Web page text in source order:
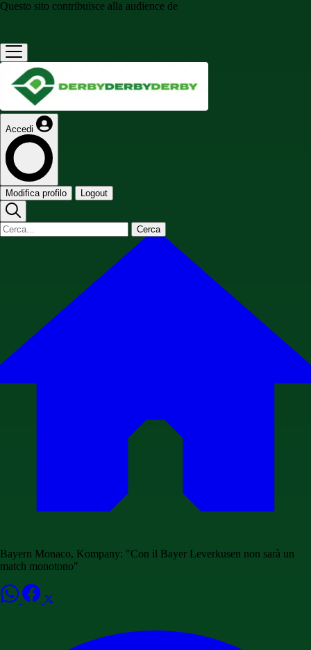
Questo sito contribuisce alla audience de
Accedi
Modifica profilo Logout
Cerca
Bayern Monaco, Kompany: "Con il Bayer Leverkusen non sarà un
match monotono"